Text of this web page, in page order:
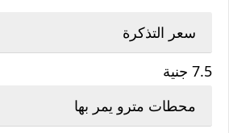
سعر التذكرة
7.5 جنية
محطات مترو يمر بها